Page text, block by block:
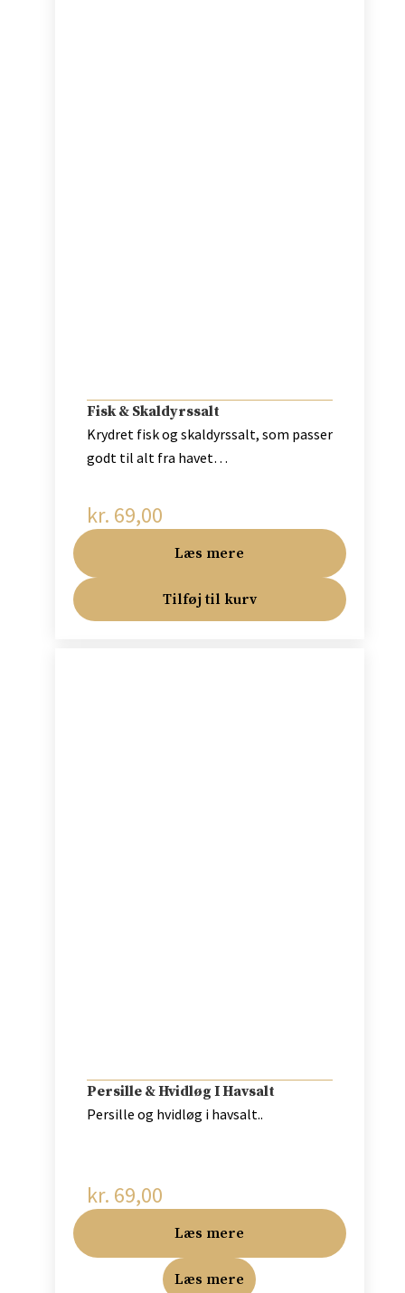
Fisk & Skaldyrssalt
Krydret fisk og skaldyrssalt, som passer
godt til alt fra havet…
kr. 69,00
Læs mere
Tilføj til kurv
Persille & Hvidløg I Havsalt
Persille og hvidløg i havsalt..
kr. 69,00
Læs mere
Læs mere